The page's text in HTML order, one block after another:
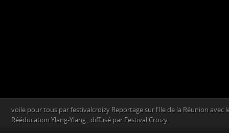
voile pour tous par festivalcroizy Reportage sur l’Ile de la Réunion avec
Rééducation Ylang-Ylang , diffusé par Festival Croizy.